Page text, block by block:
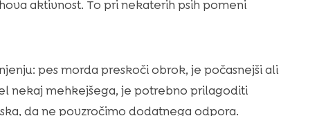
aktivnost. To pri nekaterih psih pomeni
pes morda preskoči obrok, je počasnejši ali
nekaj mehkejšega, je potrebno prilagoditi
da ne povzročimo dodatnega odpora.